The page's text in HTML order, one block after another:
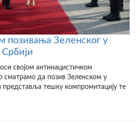
позивања Зеленског у
својом антинацистичком
сматрамо да позив Зеленском у
представља тешку компромитацију те